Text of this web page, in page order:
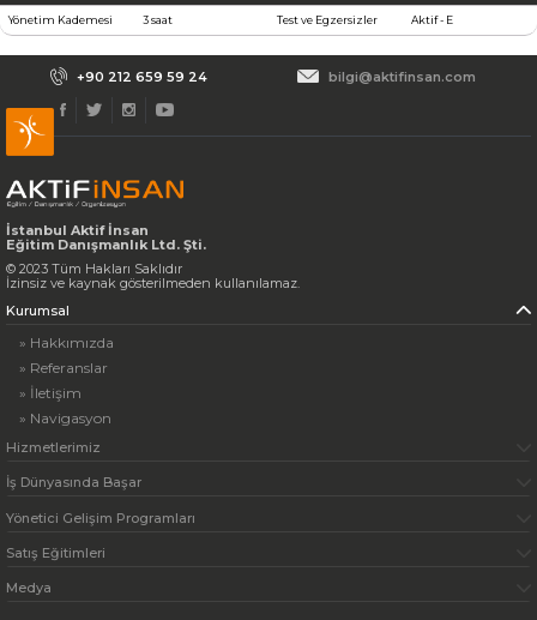
Yönetim Kademesi 3 saat Test ve Egzersizler Aktif - E
+90 212 659 59 24 bilgi@aktifinsan.com
İstanbul Aktif İnsan
Eğitim Danışmanlık Ltd. Şti.
© 2023 Tüm Hakları Saklıdır
İzinsiz ve kaynak gösterilmeden kullanılamaz.
Kurumsal
» Hakkımızda
» Referanslar
» İletişim
» Navigasyon
Hizmetlerimiz
İş Dünyasında Başar
Yönetici Gelişim Programları
Satış Eğitimleri
Medya